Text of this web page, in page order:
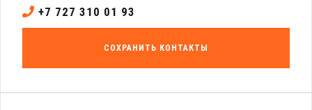
+7 727 310 01 93
СОХРАНИТЬ КОНТАКТЫ